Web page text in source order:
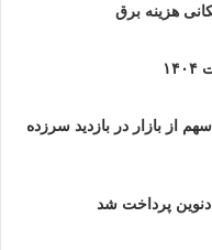
هزینه برق
از بازار در بازدید سرزده